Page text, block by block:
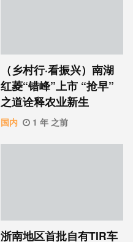
（乡村行·看振兴）南湖
红菱“错峰”上市 “抢早”
之道诠释农业新生
国内 1 年 之前
浙南地区首批自有TIR车